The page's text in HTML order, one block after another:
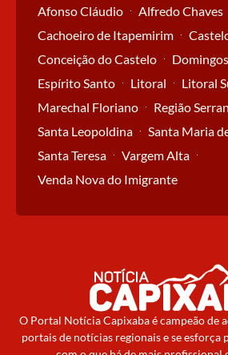
Afonso Cláudio Alfredo Chaves
Cachoeiro de Itapemirim
Conceição do Castelo
Espírito Santo
Litoral
Litoral
Marechal Floriano
Região
Santa Leopoldina
Santa Maria
Santa Teresa
Vargem Alta
Venda Nova do Imigrante
O Portal Notícia Capixaba é campeão de
portais de notícias regionais e se esforça